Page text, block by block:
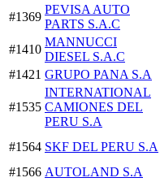
#1369
PEVISA AUTO
PARTS S.A.C
#1410
MANNUCCI
DIESEL S.A.C
#1421 GRUPO PANA S.A
#1535
INTERNATIONAL
CAMIONES DEL
PERU S.A
#1564 SKF DEL PERU S.A
#1566 AUTOLAND S.A